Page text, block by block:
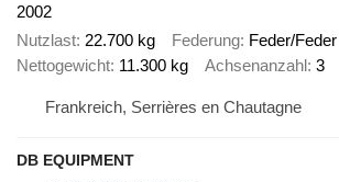
2002
Nutzlast 22.700 kg Federung Feder/Feder
Nettogewicht 11.300 kg Achsenanzahl 3
Frankreich, Serrières en Chautagne
DB EQUIPMENT